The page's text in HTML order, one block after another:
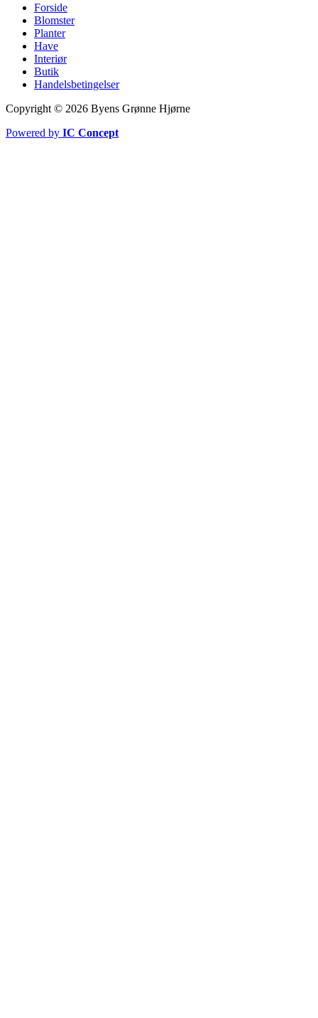
Forside
Blomster
Planter
Have
Interiør
Butik
Handelsbetingelser
Copyright © 2026 Byens Grønne Hjørne
Powered by IC Concept